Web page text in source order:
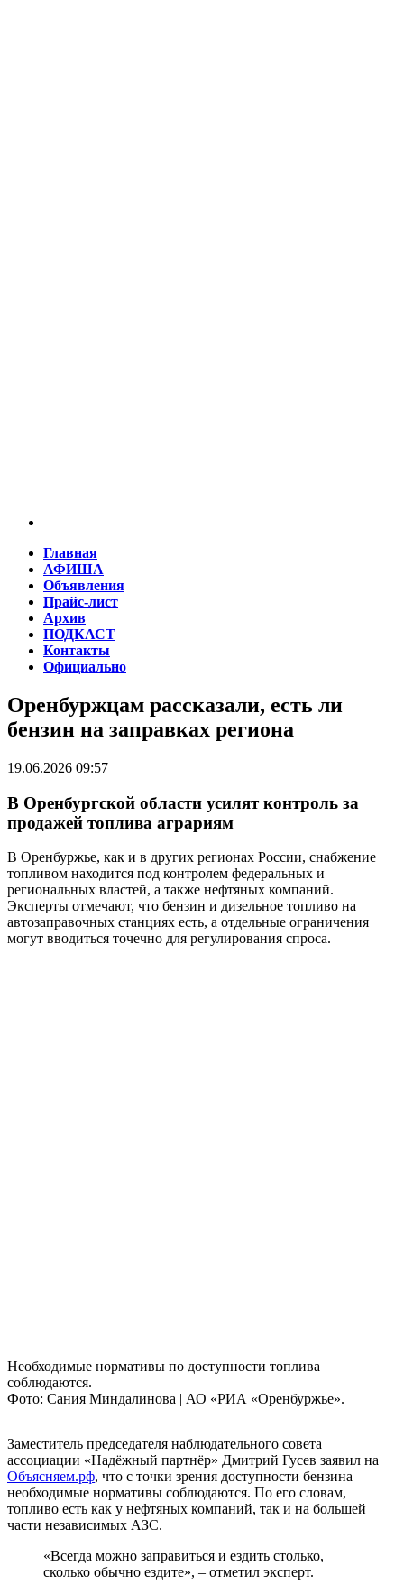
Главная
АФИША
Объявления
Прайс-лист
Архив
ПОДКАСТ
Контакты
Официально
Оренбуржцам рассказали, есть ли
бензин на заправках региона
19.06.2026 09:57
В Оренбургской области усилят контроль за
продажей топлива аграриям
В Оренбуржье, как и в других регионах России, снабжение
топливом находится под контролем федеральных и
региональных властей, а также нефтяных компаний.
Эксперты отмечают, что бензин и дизельное топливо на
автозаправочных станциях есть, а отдельные ограничения
могут вводиться точечно для регулирования спроса.
Необходимые нормативы по доступности топлива
соблюдаются.
Фото: Сания Миндалинова | АО «РИА «Оренбуржье».
Заместитель председателя наблюдательного совета
ассоциации «Надёжный партнёр» Дмитрий Гусев заявил на
Объясняем.рф, что с точки зрения доступности бензина
необходимые нормативы соблюдаются. По его словам,
топливо есть как у нефтяных компаний, так и на большей
части независимых АЗС.
«Всегда можно заправиться и ездить столько,
сколько обычно ездите», – отметил эксперт.